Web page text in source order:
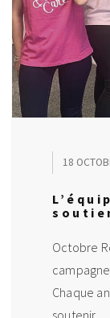
18
Octobre
Chaque